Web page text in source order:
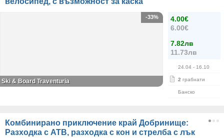
4.00€
6.00€
7.82лв
11.73лв
24.04 - 16.10
2 грабнати
Банско
-33%
Ski & Board Traventuria
Комбинирано приключение край Добринище:
Разходка с АТВ, разходка с кон и стрелба с лък